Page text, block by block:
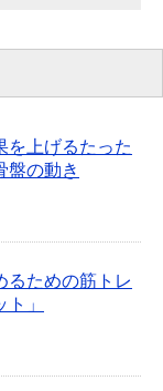
を上げるたった
盤の動き
るための筋トレ
」